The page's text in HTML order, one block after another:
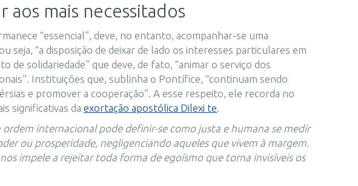
aos mais necessitados
“essencial”, deve, no entanto, acompanhar-se uma
seja, “a disposição de deixar de lado os interesses particulares em
de solidariedade” que deve, de fato, “animar o serviço dos
Instituições que, sublinha o Pontífice, “continuam sendo
e promover a cooperação”. A esse respeito, ele recorda no
significativas da exortação apostólica Dilexi te.
internacional pode definir-se como justa e humana se medir
ou prosperidade, negligenciando aqueles que vivem à margem.
impele a rejeitar toda forma de egoísmo que torna invisíveis os